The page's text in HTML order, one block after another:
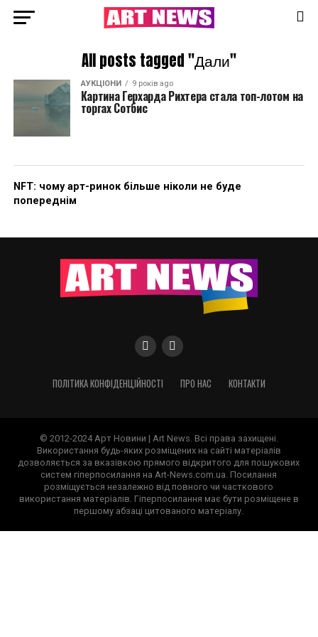
All posts tagged "Дали"
АУКЦІОНИ 9 років ago
Картина Герхарда Рихтера стала топ-лотом на
торгах Сотбис
NFT: чому арт-ринок більше ніколи не буде
попереднім
ПОЛІТИКА КОНФІДЕНЦІЙНОСТІ ПРО НАС КОНТАКТИ
© 2012-2024 Арт Новини | Art News. Всі права захищені.
Використання будь-яких розміщених на сайті матеріалів
дозволяється за вказівкою прямого відкритого для пошукових
систем гіперпосилання на Art-News.com.ua. Посилання
розміщується незалежно від повного чи часткового
використання матеріалів. Гіперпосилання має бути розміщене в
першому абзаці цитованого матеріалу.